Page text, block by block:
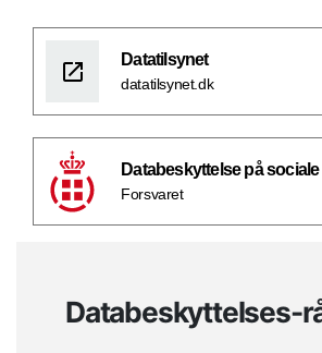
Datatilsynet
datatilsynet.dk
Databeskyttelse på
Forsvaret
Databeskyttelses-